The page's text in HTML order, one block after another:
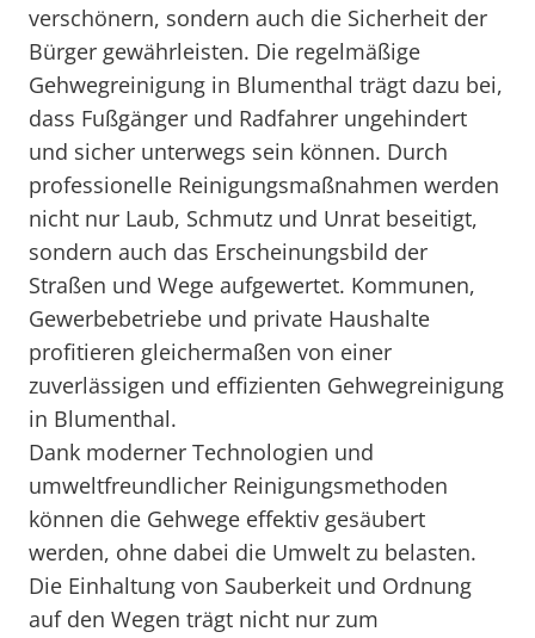
verschönern, sondern auch die Sicherheit der
Bürger gewährleisten. Die regelmäßige
Gehwegreinigung in Blumenthal trägt dazu bei,
dass Fußgänger und Radfahrer ungehindert
und sicher unterwegs sein können. Durch
professionelle Reinigungsmaßnahmen werden
nicht nur Laub, Schmutz und Unrat beseitigt,
sondern auch das Erscheinungsbild der
Straßen und Wege aufgewertet. Kommunen,
Gewerbebetriebe und private Haushalte
profitieren gleichermaßen von einer
zuverlässigen und effizienten Gehwegreinigung
in Blumenthal.
Dank moderner Technologien und
umweltfreundlicher Reinigungsmethoden
können die Gehwege effektiv gesäubert
werden, ohne dabei die Umwelt zu belasten.
Die Einhaltung von Sauberkeit und Ordnung
auf den Wegen trägt nicht nur zum